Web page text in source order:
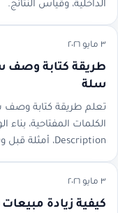
الداخلية، وقياس النتائج.
٣ مايو ٢٠٢٦
طريقة كتابة وصف
سلة
تعلم طريقة كتابة وصف
Description، أمثلة قبل وبعد، وقالب جاهز للتطبيق.
٣ مايو ٢٠٢٦
كيفية زيادة